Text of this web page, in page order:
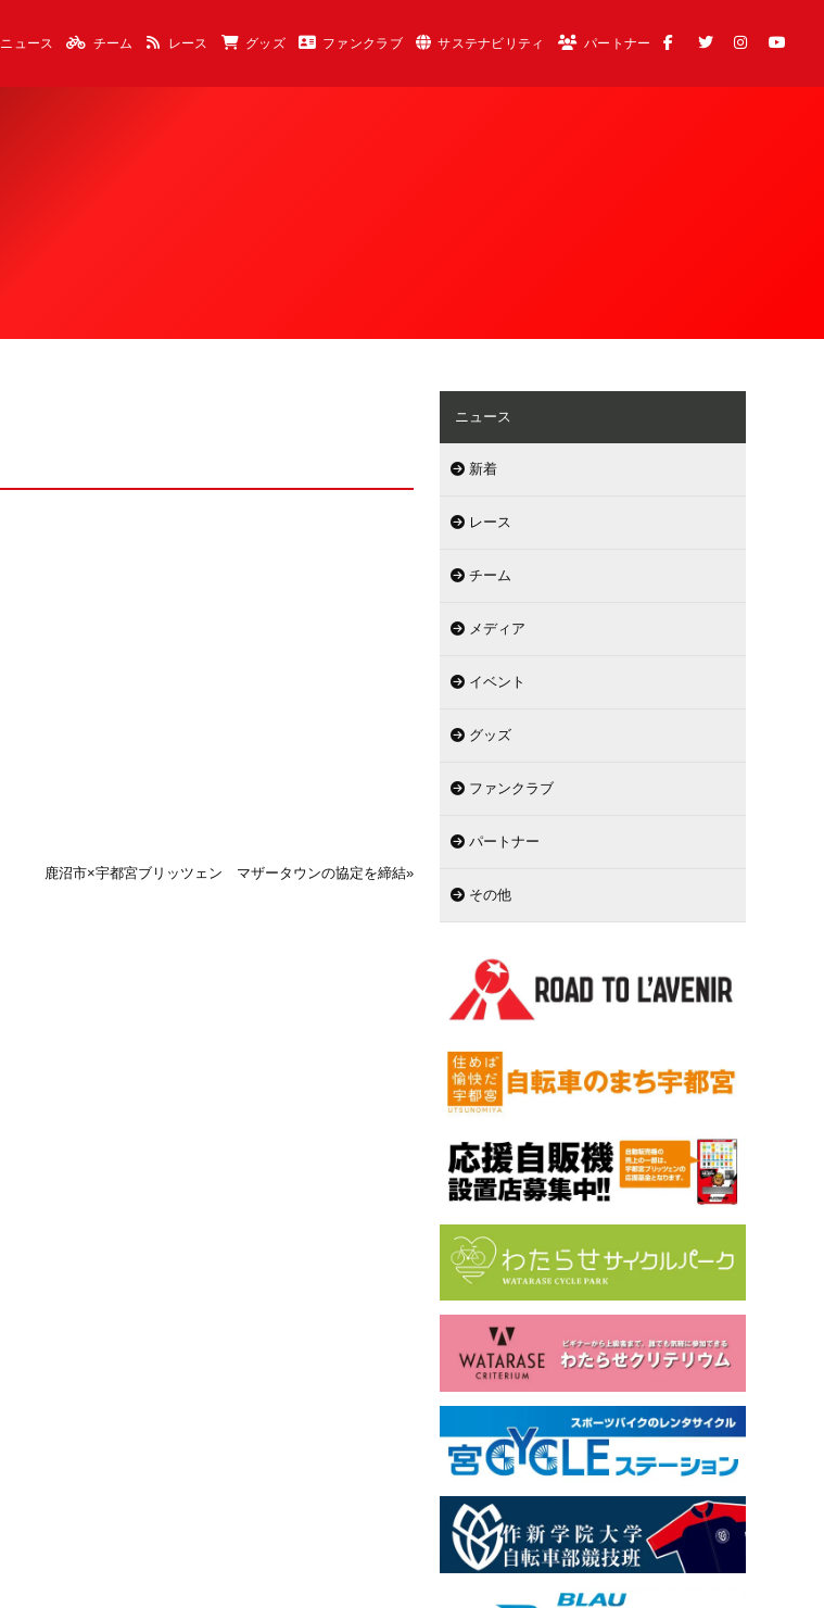
ニュース チーム レース グッズ ファンクラブ サステナビリティ パートナー
鹿沼市×宇都宮ブリッツェン マザータウンの協定を締結»
ニュース
新着
レース
チーム
メディア
イベント
グッズ
ファンクラブ
パートナー
その他